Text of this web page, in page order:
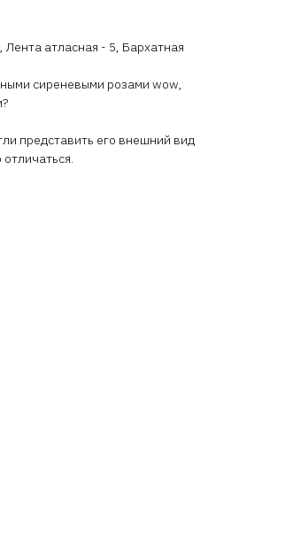
атласная - 5, Бархатная
сиреневыми розами wow,
представить его внешний вид